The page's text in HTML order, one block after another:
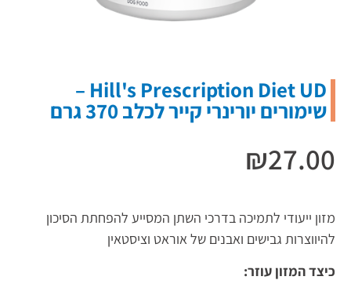
Hill's Prescription Diet UD –
שימורים יורינרי קייר לכלב 370 גרם
₪27.00
מזון ייעודי לתמיכה בדרכי השתן המסייע להפחתת הסיכון
להיווצרות גבישים ואבנים של אוראט וציסטאין
כיצד המזון עוזר: